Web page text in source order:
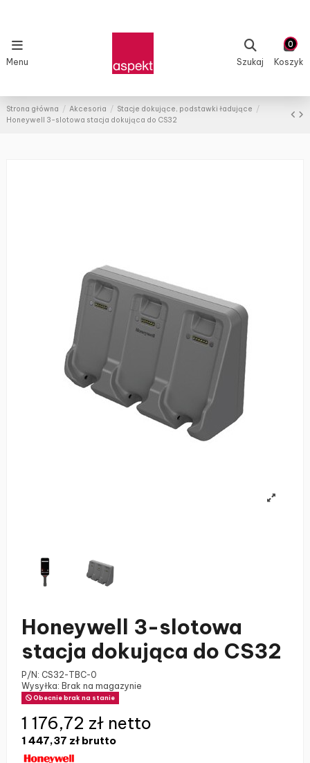
Menu Szukaj
0
Koszyk
Strona główna Akcesoria
Stacje dokujące, podstawki ładujące
Honeywell 3-slotowa stacja dokująca do CS32
Honeywell 3-slotowa
stacja dokująca do CS32
P/N: CS32-TBC-0
Wysyłka: Brak na magazynie
Obecnie brak na stanie
1 447,37 zł brutto
1 176,72 zł netto